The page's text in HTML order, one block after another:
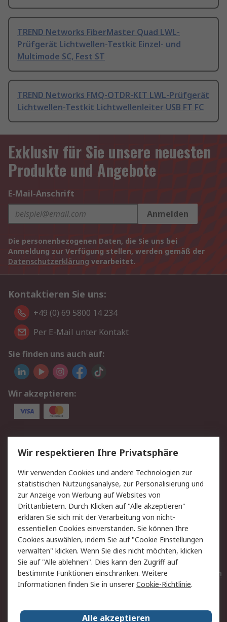
TREND Networks FiberMaster Quad LWL-
Prüfgerät Lichtwellen-Testkit Einzel- und
Multimode SC, Fest ST
TREND Networks FMQ-OTDR-KIT LWL-Prüfgerät
Lichtwellen-Testkit Lichtwellenleiter USB FT FC
Exklusiv für Sie unsere neuesten
Produkte und Angebote
E-Mail-Anschrift
Anmelden
Die personenbezogenen Daten, die Sie uns bei
Anmeldung zur Verfügung stellen, werden gemäß der
Datenschutzerklärung verarbeitet.
Kontaktieren Sie uns:
+49 (0) 69 5800 14 234
Per E-Mail unter Kontakt
Sie finden uns auch auf:
Wir akzeptieren:
Service
Value Added Services
Lieferlösungen
Rücksendungen
Kontakt
Hilfe
Privatkunden
Rechtliches
AGB
Datenschutz
Cookie-Richtlinie
Zahlungsbedingungen
Copyright/Impressum
Entsorgung
Elektrogeräte/Batterien
RS weltweit
Wir respektieren Ihre Privatsphäre
Wir verwenden Cookies und andere Technologien zur
statistischen Nutzungsanalyse, zur Personalisierung und
zur Anzeige von Werbung auf Websites von
Drittanbietern. Durch Klicken auf "Alle akzeptieren"
erklären Sie sich mit der Verarbeitung von nicht-
essentiellen Cookies einverstanden. Sie können Ihre
Cookies auswählen, indem Sie auf "Cookie Einstellungen
verwalten" klicken. Wenn Sie dies nicht möchten, klicken
Sie auf "Alle ablehnen". Dies kann den Zugriff auf
bestimmte Funktionen einschränken. Weitere
Informationen finden Sie in unsererCookie-Richtlinie.
Alle akzeptieren